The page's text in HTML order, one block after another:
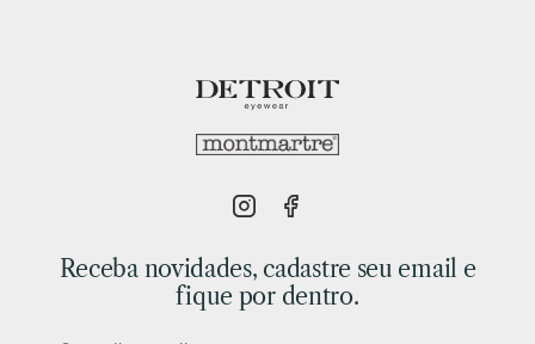
Receba novidades, cadastre seu email e
fique por dentro.